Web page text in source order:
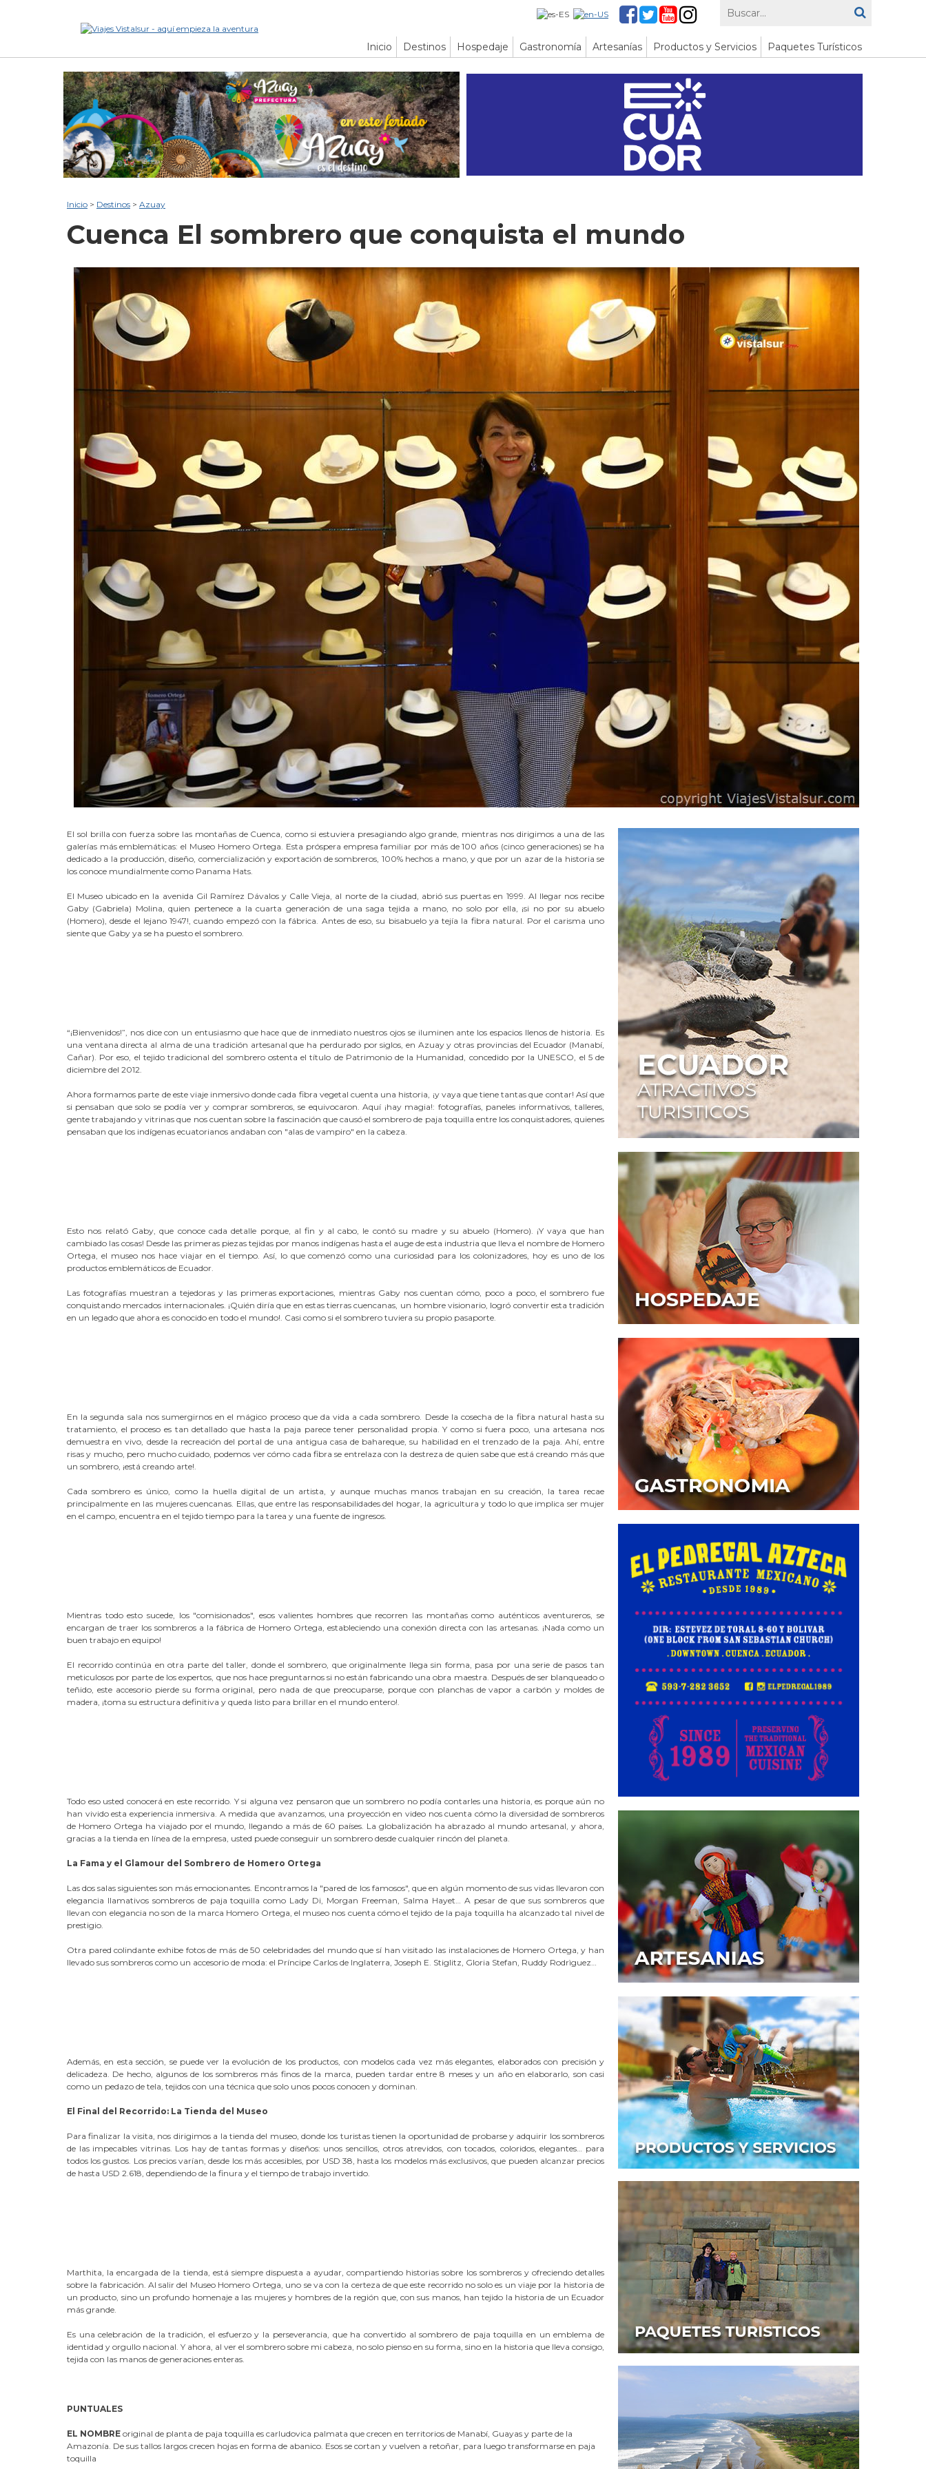
Inicio Destinos Hospedaje Gastronomía Artesanías Productos y Servicios Paquetes Turísticos
Inicio > Destinos > Azuay
Cuenca El sombrero que conquista el mundo
El sol brilla con fuerza sobre las montañas de Cuenca, como si estuviera presagiando algo grande, mientras nos dirigimos a una de las
galerías más emblemáticas: el Museo Homero Ortega. Esta próspera empresa familiar por más de 100 años (cinco generaciones) se ha
dedicado a la producción, diseño, comercialización y exportación de sombreros, 100% hechos a mano, y que por un azar de la historia se
los conoce mundialmente como Panama Hats.
El Museo ubicado en la avenida Gil Ramírez Dávalos y Calle Vieja, al norte de la ciudad, abrió sus puertas en 1999. Al llegar nos recibe
Gaby (Gabriela) Molina, quien pertenece a la cuarta generación de una saga tejida a mano, no solo por ella, ¡si no por su abuelo
(Homero), desde el lejano 1947!, cuando empezó con la fábrica. Antes de eso, su bisabuelo ya tejía la fibra natural. Por el carisma uno
siente que Gaby ya se ha puesto el sombrero.
“¡Bienvenidos!”, nos dice con un entusiasmo que hace que de inmediato nuestros ojos se iluminen ante los espacios llenos de historia. Es
una ventana directa al alma de una tradición artesanal que ha perdurado por siglos, en Azuay y otras provincias del Ecuador (Manabí,
Cañar). Por eso, el tejido tradicional del sombrero ostenta el título de Patrimonio de la Humanidad, concedido por la UNESCO, el 5 de
diciembre del 2012.
Ahora formamos parte de este viaje inmersivo donde cada fibra vegetal cuenta una historia, ¡y vaya que tiene tantas que contar! Así que
si pensaban que solo se podía ver y comprar sombreros, se equivocaron. Aquí ¡hay magia!: fotografías, paneles informativos, talleres,
gente trabajando y vitrinas que nos cuentan sobre la fascinación que causó el sombrero de paja toquilla entre los conquistadores, quienes
pensaban que los indígenas ecuatorianos andaban con "alas de vampiro" en la cabeza.
Esto nos relató Gaby, que conoce cada detalle porque, al fin y al cabo, le contó su madre y su abuelo (Homero). ¡Y vaya que han
cambiado las cosas! Desde las primeras piezas tejidas por manos indígenas hasta el auge de esta industria que lleva el nombre de Homero
Ortega, el museo nos hace viajar en el tiempo. Así, lo que comenzó como una curiosidad para los colonizadores, hoy es uno de los
productos emblemáticos de Ecuador.
Las fotografías muestran a tejedoras y las primeras exportaciones, mientras Gaby nos cuentan cómo, poco a poco, el sombrero fue
conquistando mercados internacionales. ¡Quién diría que en estas tierras cuencanas, un hombre visionario, logró convertir esta tradición
en un legado que ahora es conocido en todo el mundo!. Casi como si el sombrero tuviera su propio pasaporte.
En la segunda sala nos sumergirnos en el mágico proceso que da vida a cada sombrero. Desde la cosecha de la fibra natural hasta su
tratamiento, el proceso es tan detallado que hasta la paja parece tener personalidad propia. Y como si fuera poco, una artesana nos
demuestra en vivo, desde la recreación del portal de una antigua casa de bahareque, su habilidad en el trenzado de la paja. Ahí, entre
risas y mucho, pero mucho cuidado, podemos ver cómo cada fibra se entrelaza con la destreza de quien sabe que está creando más que
un sombrero, ¡está creando arte!.
Cada sombrero es único, como la huella digital de un artista, y aunque muchas manos trabajan en su creación, la tarea recae
principalmente en las mujeres cuencanas. Ellas, que entre las responsabilidades del hogar, la agricultura y todo lo que implica ser mujer
en el campo, encuentra en el tejido tiempo para la tarea y una fuente de ingresos.
Mientras todo esto sucede, los "comisionados", esos valientes hombres que recorren las montañas como auténticos aventureros, se
encargan de traer los sombreros a la fábrica de Homero Ortega, estableciendo una conexión directa con las artesanas. ¡Nada como un
buen trabajo en equipo!
El recorrido continúa en otra parte del taller, donde el sombrero, que originalmente llega sin forma, pasa por una serie de pasos tan
meticulosos por parte de los expertos, que nos hace preguntarnos si no están fabricando una obra maestra. Después de ser blanqueado o
teñido, este accesorio pierde su forma original, pero nada de que preocuparse, porque con planchas de vapor a carbón y moldes de
madera, ¡toma su estructura definitiva y queda listo para brillar en el mundo entero!.
Todo eso usted conocerá en este recorrido. Y si alguna vez pensaron que un sombrero no podía contarles una historia, es porque aún no
han vivido esta experiencia inmersiva. A medida que avanzamos, una proyección en video nos cuenta cómo la diversidad de sombreros
de Homero Ortega ha viajado por el mundo, llegando a más de 60 países. La globalización ha abrazado al mundo artesanal, y ahora,
gracias a la tienda en línea de la empresa, usted puede conseguir un sombrero desde cualquier rincón del planeta.
La Fama y el Glamour del Sombrero de Homero Ortega
Las dos salas siguientes son más emocionantes. Encontramos la "pared de los famosos", que en algún momento de sus vidas llevaron con
elegancia llamativos sombreros de paja toquilla como Lady Di, Morgan Freeman, Salma Hayet… A pesar de que sus sombreros que
llevan con elegancia no son de la marca Homero Ortega, el museo nos cuenta cómo el tejido de la paja toquilla ha alcanzado tal nivel de
prestigio.
Otra pared colindante exhibe fotos de más de 50 celebridades del mundo que sí han visitado las instalaciones de Homero Ortega, y han
llevado sus sombreros como un accesorio de moda: el Príncipe Carlos de Inglaterra, Joseph E. Stiglitz, Gloria Stefan, Ruddy Rodrìguez…
Además, en esta sección, se puede ver la evolución de los productos, con modelos cada vez más elegantes, elaborados con precisión y
delicadeza. De hecho, algunos de los sombreros más finos de la marca, pueden tardar entre 8 meses y un año en elaborarlo, son casi
como un pedazo de tela, tejidos con una técnica que solo unos pocos conocen y dominan.
El Final del Recorrido: La Tienda del Museo
Para finalizar la visita, nos dirigimos a la tienda del museo, donde los turistas tienen la oportunidad de probarse y adquirir los sombreros
de las impecables vitrinas. Los hay de tantas formas y diseños: unos sencillos, otros atrevidos, con tocados, coloridos, elegantes… para
todos los gustos. Los precios varían, desde los más accesibles, por USD 38, hasta los modelos más exclusivos, que pueden alcanzar precios
de hasta USD 2.618, dependiendo de la finura y el tiempo de trabajo invertido.
Marthita, la encargada de la tienda, está siempre dispuesta a ayudar, compartiendo historias sobre los sombreros y ofreciendo detalles
sobre la fabricación. Al salir del Museo Homero Ortega, uno se va con la certeza de que este recorrido no solo es un viaje por la historia de
un producto, sino un profundo homenaje a las mujeres y hombres de la región que, con sus manos, han tejido la historia de un Ecuador
más grande.
Es una celebración de la tradición, el esfuerzo y la perseverancia, que ha convertido al sombrero de paja toquilla en un emblema de
identidad y orgullo nacional. Y ahora, al ver el sombrero sobre mi cabeza, no solo pienso en su forma, sino en la historia que lleva consigo,
tejida con las manos de generaciones enteras.
PUNTUALES
EL NOMBRE original de planta de paja toquilla es carludovica palmata que crecen en territorios de Manabí, Guayas y parte de la
Amazonía. De sus tallos largos crecen hojas en forma de abanico. Esos se cortan y vuelven a retoñar, para luego transformarse en paja
toquilla